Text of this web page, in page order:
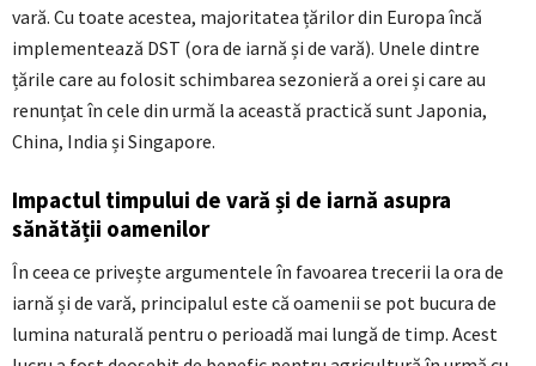
vară. Cu toate acestea, majoritatea țărilor din Europa încă
implementează DST (ora de iarnă și de vară). Unele dintre
țările care au folosit schimbarea sezonieră a orei și care au
renunțat în cele din urmă la această practică sunt Japonia,
China, India și Singapore.
Impactul timpului de vară și de iarnă asupra
sănătății oamenilor
În ceea ce privește argumentele în favoarea trecerii la ora de
iarnă și de vară, principalul este că oamenii se pot bucura de
lumina naturală pentru o perioadă mai lungă de timp. Acest